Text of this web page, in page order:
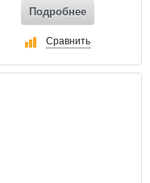
Подробнее
Сравнить